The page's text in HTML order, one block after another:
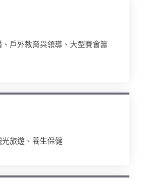
戶外教育與領導、大型賽會籌
旅遊、養生保健